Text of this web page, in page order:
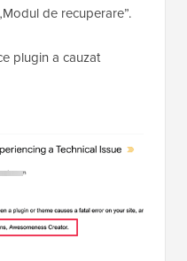
de recuperare”.
plugin a cauzat